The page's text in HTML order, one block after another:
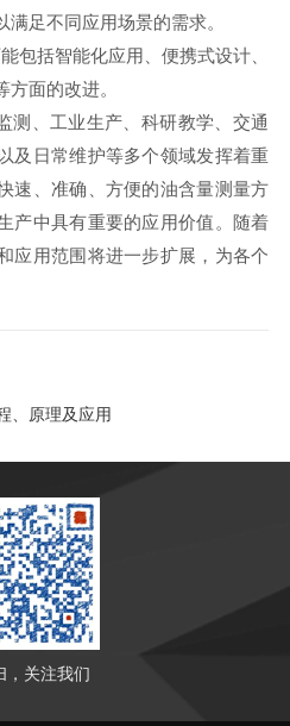
足不同应用场景的需求。
括智能化应用、便携式设计、
面的改进。
、工业生产、科研教学、交通
及日常维护等多个领域发挥着重
速、准确、方便的油含量测量方
产中具有重要的应用价值。随着
应用范围将进一步扩展，为各个
、原理及应用
，关注我们